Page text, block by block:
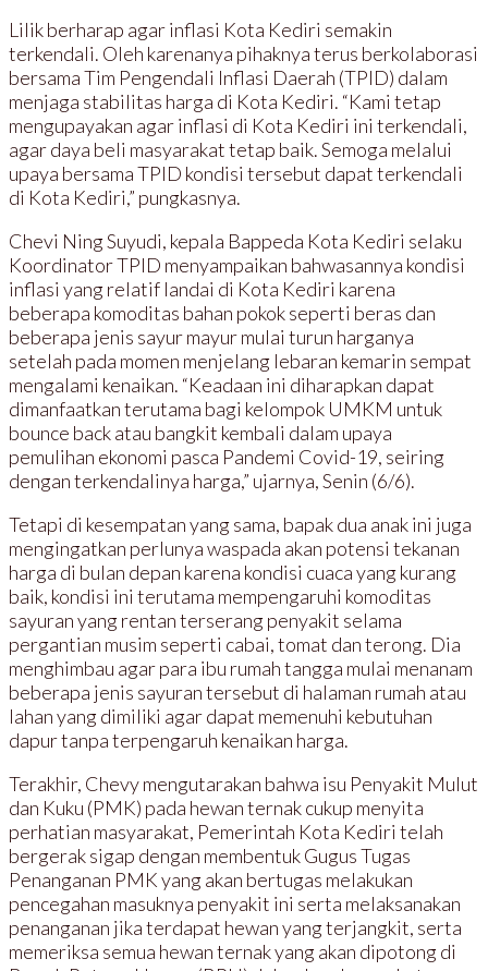
Lilik berharap agar inflasi Kota Kediri semakin
terkendali. Oleh karenanya pihaknya terus berkolaborasi
bersama Tim Pengendali Inflasi Daerah (TPID) dalam
menjaga stabilitas harga di Kota Kediri. “Kami tetap
mengupayakan agar inflasi di Kota Kediri ini terkendali,
agar daya beli masyarakat tetap baik. Semoga melalui
upaya bersama TPID kondisi tersebut dapat terkendali
di Kota Kediri,” pungkasnya.
Chevi Ning Suyudi, kepala Bappeda Kota Kediri selaku
Koordinator TPID menyampaikan bahwasannya kondisi
inflasi yang relatif landai di Kota Kediri karena
beberapa komoditas bahan pokok seperti beras dan
beberapa jenis sayur mayur mulai turun harganya
setelah pada momen menjelang lebaran kemarin sempat
mengalami kenaikan. “Keadaan ini diharapkan dapat
dimanfaatkan terutama bagi kelompok UMKM untuk
bounce back atau bangkit kembali dalam upaya
pemulihan ekonomi pasca Pandemi Covid-19, seiring
dengan terkendalinya harga,” ujarnya, Senin (6/6).
Tetapi di kesempatan yang sama, bapak dua anak ini juga
mengingatkan perlunya waspada akan potensi tekanan
harga di bulan depan karena kondisi cuaca yang kurang
baik, kondisi ini terutama mempengaruhi komoditas
sayuran yang rentan terserang penyakit selama
pergantian musim seperti cabai, tomat dan terong. Dia
menghimbau agar para ibu rumah tangga mulai menanam
beberapa jenis sayuran tersebut di halaman rumah atau
lahan yang dimiliki agar dapat memenuhi kebutuhan
dapur tanpa terpengaruh kenaikan harga.
Terakhir, Chevy mengutarakan bahwa isu Penyakit Mulut
dan Kuku (PMK) pada hewan ternak cukup menyita
perhatian masyarakat, Pemerintah Kota Kediri telah
bergerak sigap dengan membentuk Gugus Tugas
Penanganan PMK yang akan bertugas melakukan
pencegahan masuknya penyakit ini serta melaksanakan
penanganan jika terdapat hewan yang terjangkit, serta
memeriksa semua hewan ternak yang akan dipotong di